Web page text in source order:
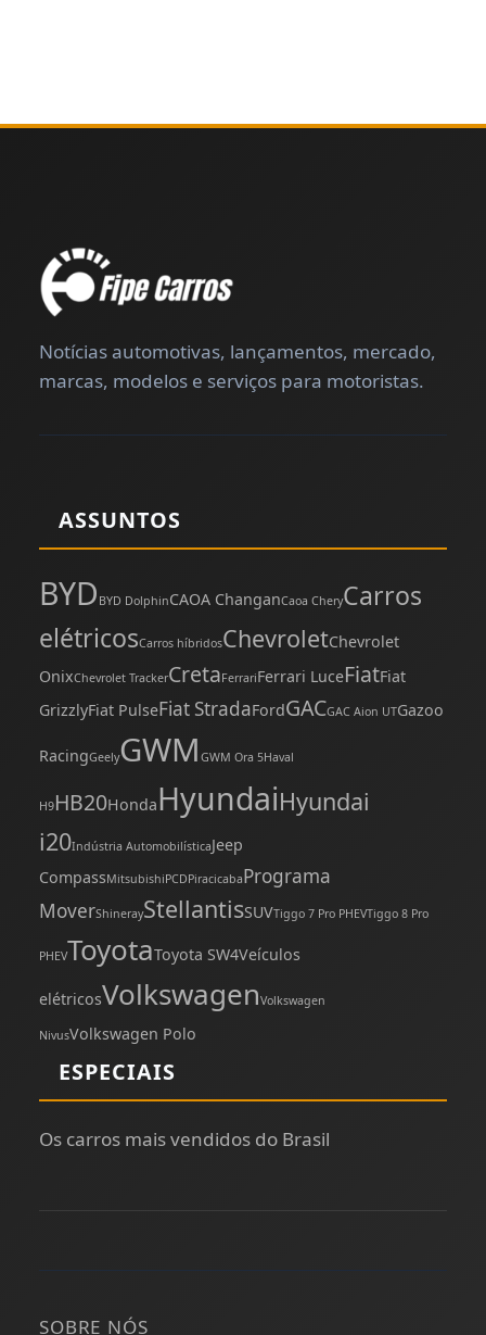
Notícias automotivas, lançamentos, mercado,
marcas, modelos e serviços para motoristas.
ASSUNTOS
BYD BYD DolphinCAOA ChanganCaoa CheryCarros
elétricosCarros híbridosChevroletChevrolet
OnixChevrolet TrackerCretaFerrariFerrari LuceFiatFiat
GrizzlyFiat PulseFiat StradaFordGACGAC Aion UTGazoo
RacingGeelyGWM GWM Ora 5Haval
H9HB20HondaHyundaiHyundai
i20Indústria AutomobilísticaJeep
CompassMitsubishiPCDPiracicabaPrograma
MoverShinerayStellantisSUVTiggo 7 Pro PHEVTiggo 8 Pro
PHEVToyotaToyota SW4Veículos
elétricosVolkswagenVolkswagen
NivusVolkswagen Polo
ESPECIAIS
Os carros mais vendidos do Brasil
SOBRE NÓS